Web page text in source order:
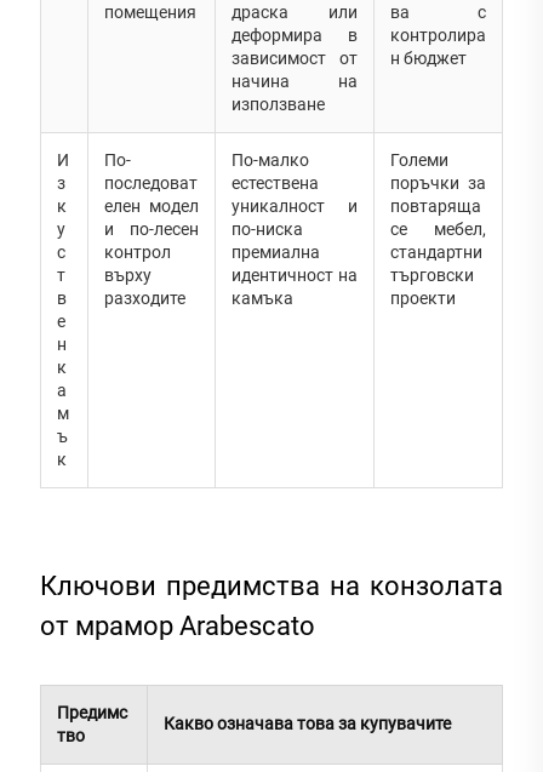
помещения
драска или
деформира в
зависимост от
начина на
използване
ва с
контролира
н бюджет
И
з
к
у
с
т
в
е
н
к
а
м
ъ
к
По-
последоват
елен модел
и по-лесен
контрол
върху
разходите
По-малко
естествена
уникалност и
по-ниска
премиална
идентичност на
камъка
Големи
поръчки за
повтаряща
се мебел,
стандартни
търговски
проекти
Ключови предимства на конзолата
от мрамор Arabescato
Предимс
тво
Какво означава това за купувачите